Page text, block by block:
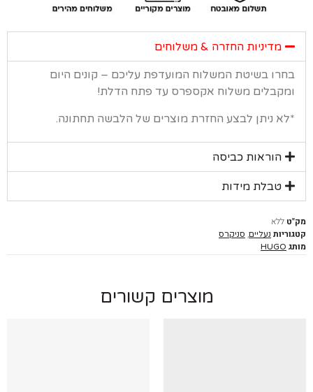
מדיניות החזרה & משלוחים
בשיטת המשלוח המועדפת עליכם – קונים היום
משלוח אקספרס עד פתח הדלת!
ניתן לבצע החזרת מוצרים של הלבשה תחתונה.
הוראות כביסה
טבלת מידות
ללא
נעליים, סניקרס
HUGO
מוצרים קשורים